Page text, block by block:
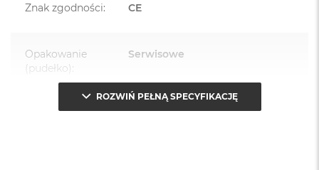
Znak zgodności: CE
Opakowanie
(pudełko):
Serwisowe
ROZWIŃ PEŁNĄ SPECYFIKACJĘ